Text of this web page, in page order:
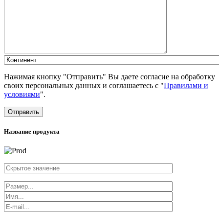
Нажимая кнопку "Отправить" Вы даете согласие на обработку
своих персональных данных и соглашаетесь с "Правилами и
условиями".
Отправить
Название продукта